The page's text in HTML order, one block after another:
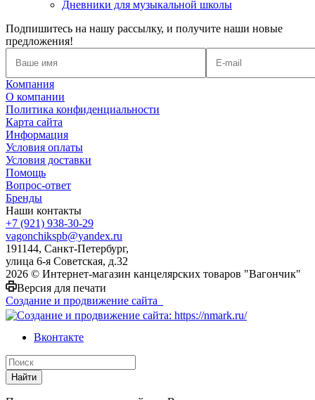
Дневники для музыкальной школы
Подпишитесь на нашу рассылку, и получите наши новые
предложения!
Компания
О компании
Политика конфиденциальности
Карта сайта
Информация
Условия оплаты
Условия доставки
Помощь
Вопрос-ответ
Бренды
Наши контакты
+7 (921) 938-30-29
vagonchikspb@yandex.ru
191144, Санкт-Петербург,
улица 6-я Советская, д.32
2026 © Интернет-магазин канцелярских товаров "Вагончик"
Версия для печати
Создание и продвижение сайта
Вконтакте
Найти